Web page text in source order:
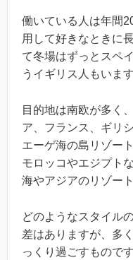
働いている人は年間
用して好きなときに
て冬場はずっとスペ
うイギリス人もいます
目的地は南欧が多く
ア、フランス、ギリ
エーゲ海の島リゾー
モロッコやエジプト
海やアジアのリゾー
どのようなスタイル
差はありますが、多
っくり過ごすもので